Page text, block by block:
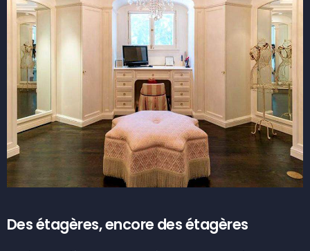
Des étagères, encore des étagères